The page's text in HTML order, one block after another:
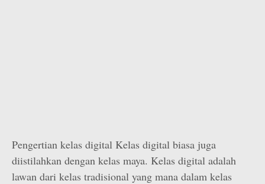
Pengertian kelas digital Kelas digital biasa juga
diistilahkan dengan kelas maya. Kelas digital adalah
lawan dari kelas tradisional yang mana dalam kelas